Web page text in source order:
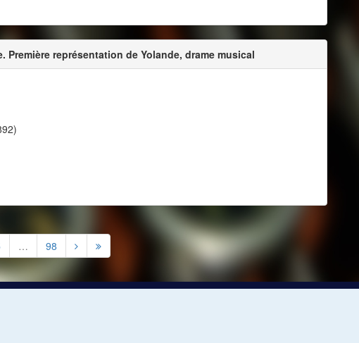
Première représentation de Yolande, drame musical
… 98